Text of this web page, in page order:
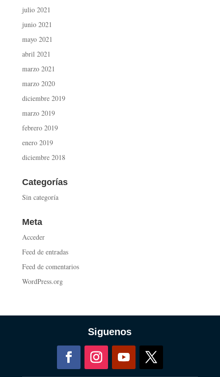
julio 2021
junio 2021
mayo 2021
abril 2021
marzo 2021
marzo 2020
diciembre 2019
marzo 2019
febrero 2019
enero 2019
diciembre 2018
Categorías
Sin categoría
Meta
Acceder
Feed de entradas
Feed de comentarios
WordPress.org
Siguenos